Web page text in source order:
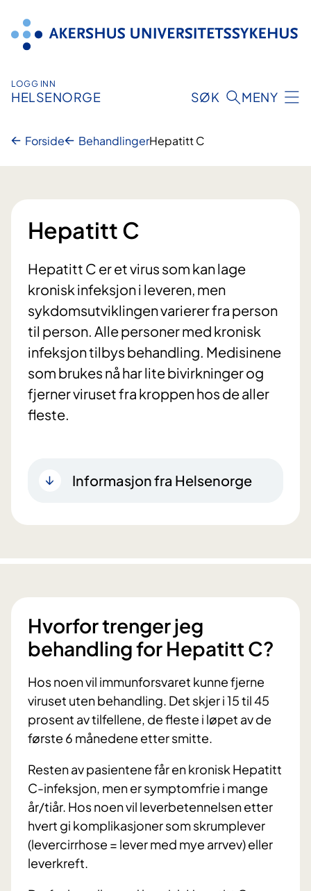
innhold
LOGG INN
HELSENORGE SØK MENY
Forside BehandlingerHepatitt C
Hepatitt C
Hepatitt C er et virus som kan lage
kronisk infeksjon i leveren, men
sykdomsutviklingen varierer fra person
til person. Alle personer med kronisk
infeksjon tilbys behandling. Medisinene
som brukes nå har lite bivirkninger og
fjerner viruset fra kroppen hos de aller
fleste.
Informasjon fra Helsenorge
Hvorfor trenger jeg
behandling for Hepatitt C?
Hos noen vil immunforsvaret kunne fjerne
viruset uten behandling. Det skjer i 15 til 45
prosent av tilfellene, de fleste i løpet av de
første 6 månedene etter smitte.
Resten av pasientene får en kronisk Hepatitt
C-infeksjon, men er symptomfrie i mange
år/tiår. Hos noen vil leverbetennelsen etter
hvert gi komplikasjoner som skrumplever
(levercirrhose = lever med mye arrvev) eller
leverkreft.